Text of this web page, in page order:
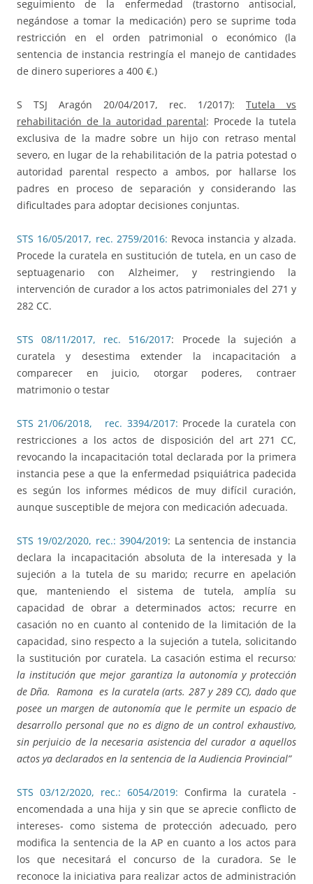
seguimiento de la enfermedad (trastorno antisocial,
negándose a tomar la medicación) pero se suprime toda
restricción en el orden patrimonial o económico (la
sentencia de instancia restringía el manejo de cantidades
de dinero superiores a 400 €.)
S TSJ Aragón 20/04/2017, rec. 1/2017): Tutela vs
rehabilitación de la autoridad parental: Procede la tutela
exclusiva de la madre sobre un hijo con retraso mental
severo, en lugar de la rehabilitación de la patria potestad o
autoridad parental respecto a ambos, por hallarse los
padres en proceso de separación y considerando las
dificultades para adoptar decisiones conjuntas.
STS 16/05/2017, rec. 2759/2016: Revoca instancia y alzada.
Procede la curatela en sustitución de tutela, en un caso de
septuagenario con Alzheimer, y restringiendo la
intervención de curador a los actos patrimoniales del 271 y
282 CC.
STS 08/11/2017, rec. 516/2017: Procede la sujeción a
curatela y desestima extender la incapacitación a
comparecer en juicio, otorgar poderes, contraer
matrimonio o testar
STS 21/06/2018, rec. 3394/2017: Procede la curatela con
restricciones a los actos de disposición del art 271 CC,
revocando la incapacitación total declarada por la primera
instancia pese a que la enfermedad psiquiátrica padecida
es según los informes médicos de muy difícil curación,
aunque susceptible de mejora con medicación adecuada.
STS 19/02/2020, rec.: 3904/2019: La sentencia de instancia
declara la incapacitación absoluta de la interesada y la
sujeción a la tutela de su marido; recurre en apelación
que, manteniendo el sistema de tutela, amplía su
capacidad de obrar a determinados actos; recurre en
casación no en cuanto al contenido de la limitación de la
capacidad, sino respecto a la sujeción a tutela, solicitando
la sustitución por curatela. La casación estima el recurso:
la institución que mejor garantiza la autonomía y protección
de Dña. Ramona es la curatela (arts. 287 y 289 CC), dado que
posee un margen de autonomía que le permite un espacio de
desarrollo personal que no es digno de un control exhaustivo,
sin perjuicio de la necesaria asistencia del curador a aquellos
actos ya declarados en la sentencia de la Audiencia Provincial”
STS 03/12/2020, rec.: 6054/2019: Confirma la curatela -
encomendada a una hija y sin que se aprecie conflicto de
intereses- como sistema de protección adecuado, pero
modifica la sentencia de la AP en cuanto a los actos para
los que necesitará el concurso de la curadora. Se le
reconoce la iniciativa para realizar actos de administración